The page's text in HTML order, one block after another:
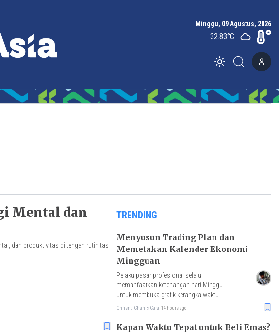
Minggu, 09 Agustus, 2026
32.83°C
Toggle theme
Mental dan
dan produktivitas di tengah rutinitas
TRENDING
Menyusun Trading Plan dan
Memetakan Kalender Ekonomi
Mingguan
Pelaku pasar profesional selalu
memanfaatkan ketenangan hari Minggu
untuk membuka grafik kerangka waktu
besar dan menandai zona-zona krusial.
Chrisna Chanis Cara 14 hours ago
Kapan Waktu Tepat untuk Beli Emas?